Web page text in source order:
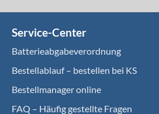
Service-Center
Batterieabgabeverordnung
Bestellablauf – bestellen bei KS
Bestellmanager online
FAQ – Häufig gestellte Fragen